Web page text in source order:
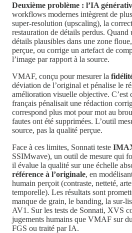
Deuxième problème : l’IA
workflows modernes intègrent de
super-resolution (upscaling), la
restauration de détails perdus.
détails plausibles dans une zone
perçue, ou corrige un artefact de
l’image par rapport à la source.
VMAF, conçu pour mesurer la
déviation de l’original et pénalise le
amélioration visuelle objective. C’est
français pénalisait une rédaction
correspond plus mot pour mot au
fautes ont été supprimées. L’outil
source, pas la qualité perçue.
Face à ces limites, Sonnati teste
SSIMwave), un outil de mesure qui
il évalue la qualité sur une échelle
référence à l’originale, en
humain perçoit (contraste, netteté,
temporelle). Les résultats sont
manque de grain, le banding, la sur-
AV1. Sur les tests de Sonnati, XVS
jugements humains que VMAF sur
FGS ou traité par IA.